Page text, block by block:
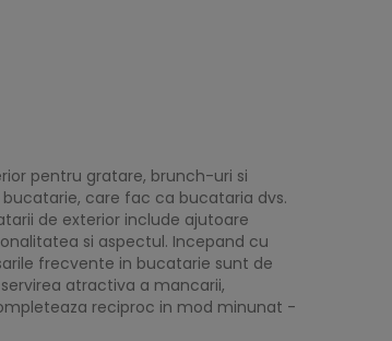
pentru gratare, brunch-uri si
care fac ca bucataria dvs.
de exterior include ajutoare
si aspectul. Incepand cu
frecvente in bucatarie sunt de
atractiva a mancarii,
reciproc in mod minunat -